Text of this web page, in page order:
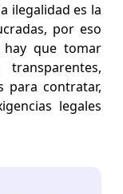
ilegalidad es la
por eso
que tomar
para contratar,
legales